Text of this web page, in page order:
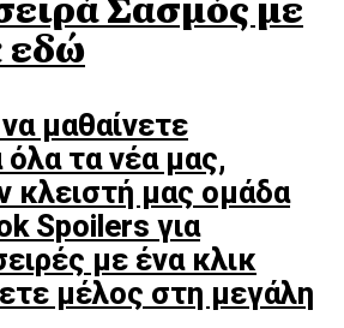
εδώ
μαθαίνετε
όλα τα νέα μας,
κλειστή μας ομάδα
Spoilers για
με ένα κλικ
μέλος στη μεγάλη